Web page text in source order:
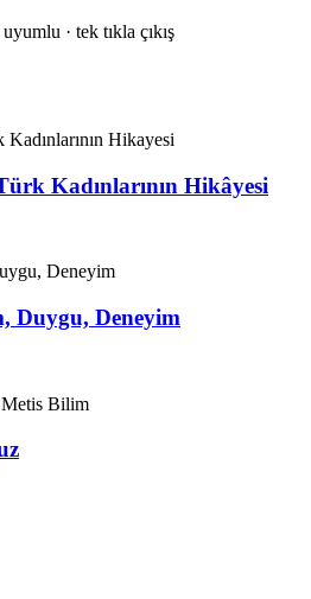
· tek tıkla çıkış
Kadınlarının Hikâyesi
Duygu, Deneyim